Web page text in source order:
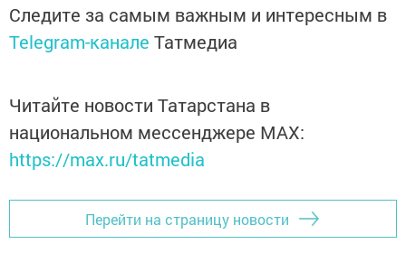
Следите за самым важным и интересным в
Telegram-канале Татмедиа
Читайте новости Татарстана в
национальном мессенджере MАХ:
https://max.ru/tatmedia
Перейти на страницу новости